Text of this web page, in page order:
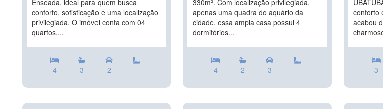
Enseada, ideal para quem busca
conforto, sofisticação e uma localização
privilegiada. O imóvel conta com 04
quartos,...
4 3 2 -
330m². Com localização privilegiada,
apenas uma quadra do aquário da
cidade, essa ampla casa possui 4
dormitórios...
4 2 3 -
conforto
acabou
3